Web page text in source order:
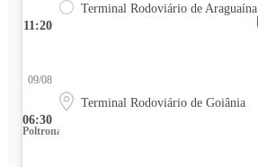
11:20
Terminal Rodoviário de Araguaína
06:30
09/08
Terminal Rodoviário de Goiânia
Poltrona